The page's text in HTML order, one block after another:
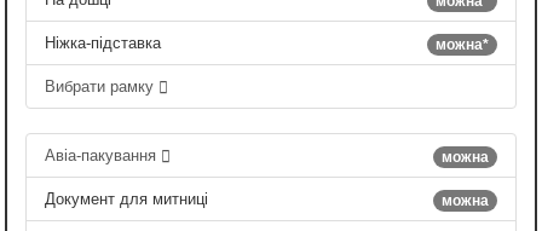
можна*
Ніжка-підставка
Вибрати рамку
можна
Авіа-пакування
можна
Документ для митниці